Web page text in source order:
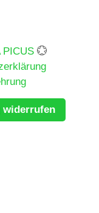
PICUS 💮
widerrufen